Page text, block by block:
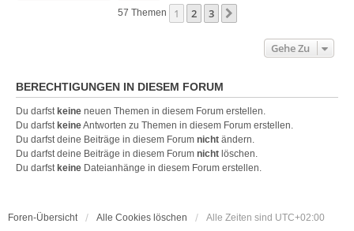
57 Themen 1 2 3
Gehe Zu
BERECHTIGUNGEN IN DIESEM FORUM
Du darfst keine neuen Themen in diesem Forum erstellen.
Du darfst keineAntworten zu Themen in diesem Forum erstellen.
Du darfst deine Beiträge in diesem Forum nicht ändern.
Du darfst deine Beiträge in diesem Forum nicht löschen.
Du darfst keine Dateianhänge in diesem Forum erstellen.
Foren-Übersicht Alle Cookies löschen Alle Zeiten sind UTC+02:00